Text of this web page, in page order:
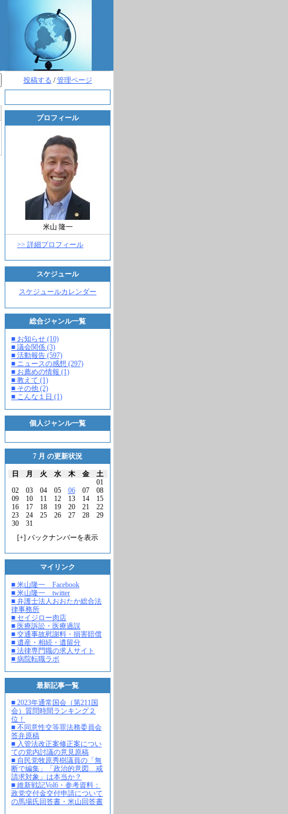
投稿する /管理ページ
プロフィール
米山 隆一
>> 詳細プロフィール
スケジュール
スケジュールカレンダー
総合ジャンル一覧
■ お知らせ (10)
■ 議会関係 (3)
■ 活動報告 (597)
■ ニュースの感想 (297)
■ お薦めの情報 (1)
■ 教えて (1)
■ その他 (2)
■ こんな１日 (1)
個人ジャンル一覧
7 月 の更新状況
日 月 火 水 木 金
土
01
02
03 04 05 06 07
08
09
10 11 12 13 14
15
16
17 18 19 20 21
22
23
24 25 26 27 28
29
30
31
[+] バックナンバーを表示
マイリンク
■ 米山隆一 Facebook
■ 米山隆一 twitter
■ 弁護士法人おおたか総合法
律事務所
■ セイジロー肉店
■ 医療訴訟・医療過誤
■ 交通事故慰謝料・損害賠償
■ 遺産・相続・遺留分
■ 法律専門職の求人サイト
■ 病院転職ラボ
最新記事一覧
■ 2023年通常国会（第211国
会）質問時間ランキング２
位！
■ 不同意性交等罪法務委員会
答弁原稿
■ 入管法改正案修正案につい
ての党内討議の意見原稿
■ 自民党牧原秀樹議員の「無
断で編集」「政治的意図…戒
請求対象」は本当か？
■ 維新戦記Vol6・参考資料：
政党交付金交付申請について
の馬場氏回答書・米山回答書